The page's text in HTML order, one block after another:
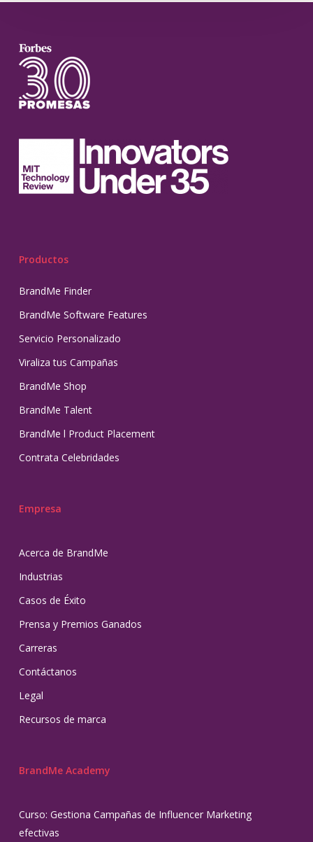
Productos
BrandMe Finder
BrandMe Software Features
Servicio Personalizado
Viraliza tus Campañas
BrandMe Shop
BrandMe Talent
BrandMe l Product Placement
Contrata Celebridades
Empresa
Acerca de BrandMe
Industrias
Casos de Éxito
Prensa y Premios Ganados
Carreras
Contáctanos
Legal
Recursos de marca
BrandMe Academy
Curso: Gestiona Campañas de Influencer Marketing
efectivas